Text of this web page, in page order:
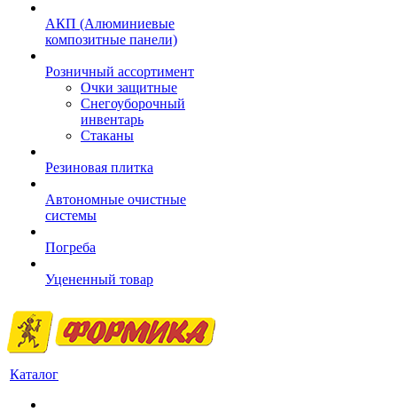
АКП (Алюминиевые
композитные панели)
Розничный ассортимент
Очки защитные
Снегоуборочный
инвентарь
Стаканы
Резиновая плитка
Автономные очистные
системы
Погреба
Уцененный товар
Каталог